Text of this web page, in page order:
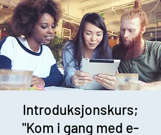
Introduksjonskurs;
"Kom i gang med e-